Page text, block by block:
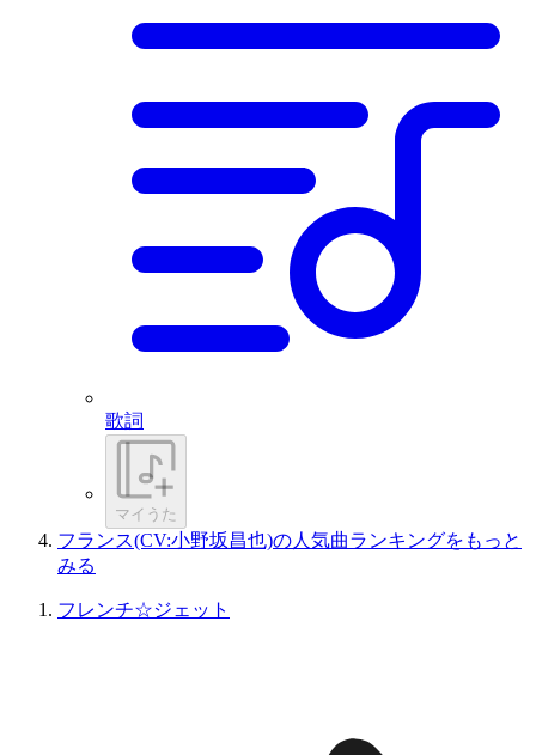
歌詞
マイうた
フランス(CV:小野坂昌也)の人気曲ランキングをもっと
みる
フレンチ☆ジェット